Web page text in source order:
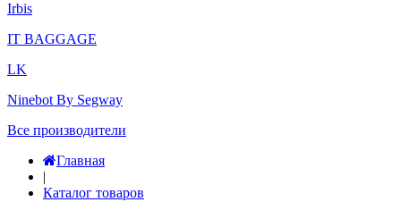
Irbis
IT BAGGAGE
LK
Ninebot By Segway
Все производители
Главная
|
Каталог товаров